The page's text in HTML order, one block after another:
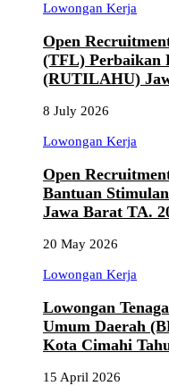
Lowongan Kerja
Open
(TFL) Perbaikan
(RUTILAHU)
8 July 2026
Lowongan Kerja
Open
Bantuan
Jawa Barat TA.
20 May 2026
Lowongan Kerja
Lowongan
Umum Daerah
Kota Cimahi
15 April 2026